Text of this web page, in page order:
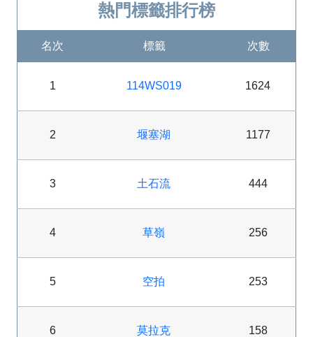
熱門標籤排行榜
名次 標籤 次數
1 114WS019 1624
2 堰塞湖 1177
3 土石流 444
4 草嶺 256
5 空拍 253
6 莫拉克 158